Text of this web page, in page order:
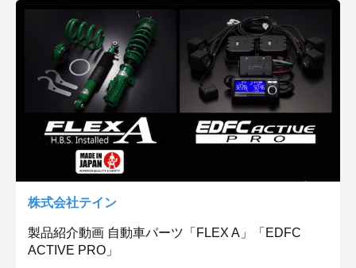
株式会社テイン
製品紹介動画 自動車パーツ「FLEX A」「EDFC
ACTIVE PRO」